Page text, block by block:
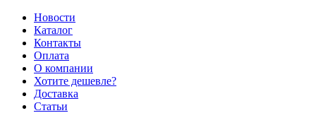
Новости
Каталог
Контакты
Оплата
О компании
Хотите дешевле?
Доставка
Статьи